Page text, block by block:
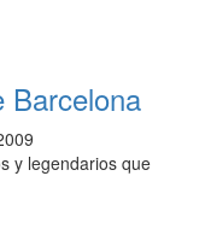
Barcelona
y legendarios que